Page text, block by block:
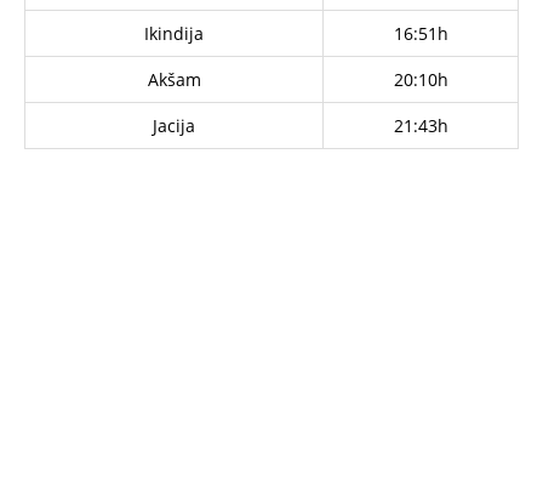
Ikindija
16:51h
Akšam
20:10h
Jacija
21:43h